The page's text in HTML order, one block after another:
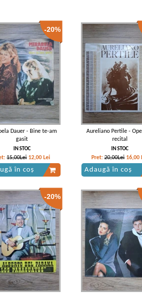
-20%
Dauer - Bine te-am
gasit
IN STOC
15,00Lei 12,00 Lei
în coș
Aureliano Pertile -
recital
IN STOC
Pret:20,00Lei 16,00
Adaugă în coș
-20%